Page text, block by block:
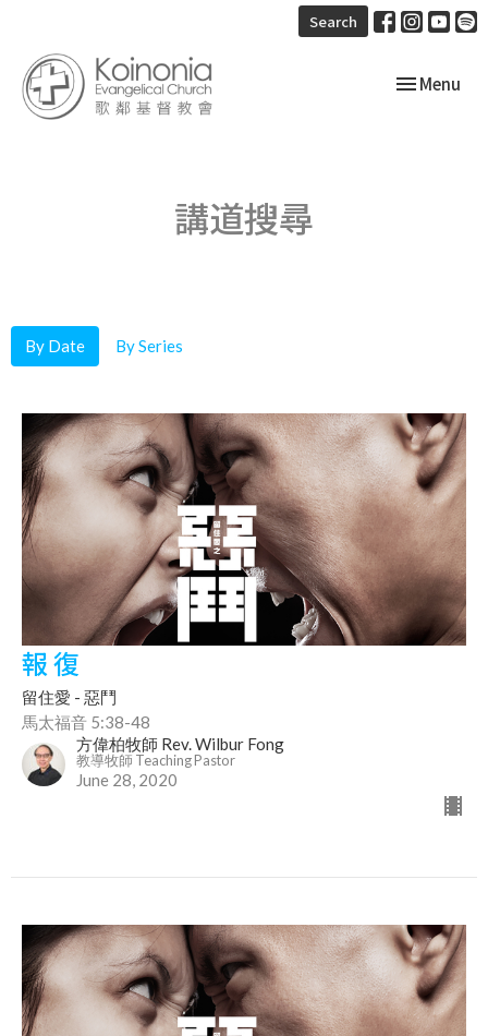
Search
Toggle
Menu
講道搜尋
By Date By Series
報 復
留住愛 - 惡鬥
馬太福音 5:38-48
方偉柏牧師 Rev. Wilbur Fong
教導牧師 Teaching Pastor
June 28, 2020